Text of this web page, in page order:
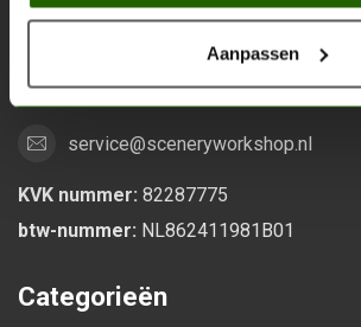
Aanpassen
Nederland
service@sceneryworkshop.nl
KVK nummer: 82287775
btw-nummer: NL862411981B01
Categorieën